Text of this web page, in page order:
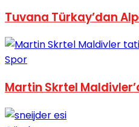
No Result
Tuvana Türkay’dan
Spor
Martin Skrtel